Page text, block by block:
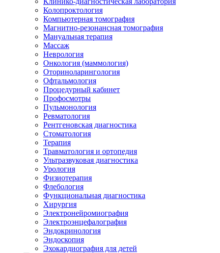
Колопроктология
Компьютерная томография
Магнитно-резонансная томография
Мануальная терапия
Массаж
Неврология
Онкология (маммология)
Оториноларингология
Офтальмология
Процедурный кабинет
Профосмотры
Пульмонология
Ревматология
Рентгеновская диагностика
Стоматология
Терапия
Травматология и ортопедия
Ультразвуковая диагностика
Урология
Физиотерапия
Флебология
Функциональная диагностика
Хирургия
Электронейромиография
Электроэнцефалография
Эндокринология
Эндоскопия
Эхокардиография для детей